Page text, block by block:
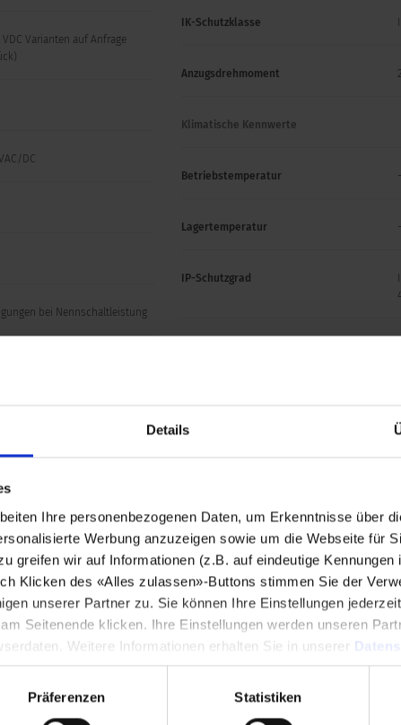
Details
Ihre personenbezogenen Daten, um Erkenntnisse über
Werbung anzuzeigen sowie um die Webseite für
greifen wir auf Informationen (z.B. auf eindeutige Kennungen
Klicken des «Alles zulassen»-Buttons stimmen Sie der
unserer Partner zu. Sie können Ihre Einstellungen
Seitenende klicken. Ihre Einstellungen werden unseren
Weitere Informationen erhalten Sie in unserer
Präferenzen Statistiken
VDC Varianten auf Anfrage
DC
bei Nennschaltleistung
von Betätigungskraft,
IK-Schutzklasse
Anzugsdrehmoment
Klimatische Kennwerte
Betriebstemperatur
Lagertemperatur
IP-Schutzgrad
Ringbeleuchtung)
Leuchtring (Ringbeleuchtung)